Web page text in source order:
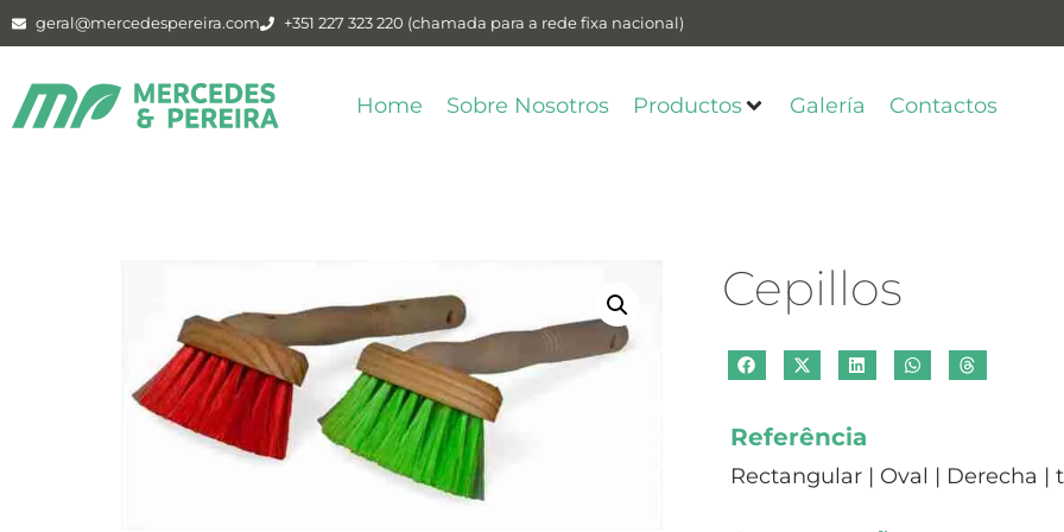
geral@mercedespereira.com +351 227 323 220 (chamada para a rede fixa nacional)
Home Sobre Nosotros Productos Galería Contactos
Cepillos
Referência
Rectangular | Oval | Derecha |